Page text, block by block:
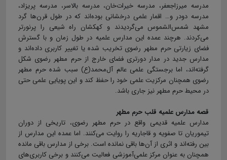
مدرسه میرزاجعفر، مدرسه خیرات‌خان، مدرسه بالاسر، مدرسه پریزاد،
مدرسه دودر و… اقمار علمی درخشانی بوده‌اند که در طول قرن‌ها گرد
مشهد شمس‌الشموس می‌گردیدند و کهکشان راه شیعی را پرنورتر
می‌کردند. هرچند عمده این مدارس علمیه در طول زمان و با گسترش
فضای زیارتی حرم مطهر رضوی تخریب شده یا تغییر کاربری داده‌اند و
مدارس جدید در مدار دورتری فضای خارج از حرم مطهر رضوی شکل
گرفته‌اند، اما برجستگی علمی عالم آل‌محمد(ع) سبب شده حرم مطهر
رضوی همچنان مرکزیت علمی خود را حفظ کند و این پویایی علمی حتی
در محیط حرم مطهر نیز جاری باشد.
قصه مدارس علمیه قلب حرم مطهر
مدارس علمیه قدیمی واقع در حرم مطهر رضوی، تاریخی از دوران
تیموریان تا صفویه و قاجاریه را روایت می‌کنند. اما عمده این مدارس از
بین رفته‌اند و اثری از آن‌ها باقی نمانده است. برخی از مدارس باقی مانده
همچنان به عنوان مرکز علمی‌آموزشی فعالیت می‌کنند و برخی کاربری‌های